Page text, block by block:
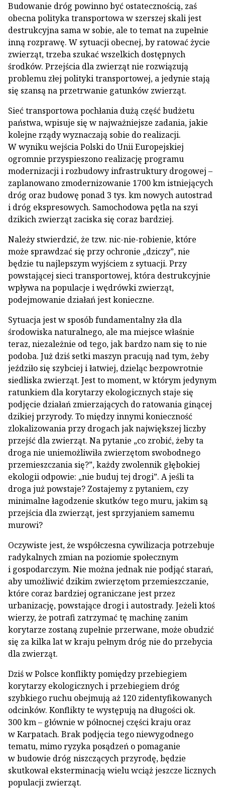
Budowanie dróg powinno być ostatecznością, zaś
obecna polityka transportowa w szerszej skali jest
destrukcyjna sama w sobie, ale to temat na zupełnie
inną rozprawę. W sytuacji obecnej, by ratować życie
zwierząt, trzeba szukać wszelkich dostępnych
środków. Przejścia dla zwierząt nie rozwiązują
problemu złej polityki transportowej, a jedynie stają
się szansą na przetrwanie gatunków zwierząt.
Sieć transportowa pochłania dużą część budżetu
państwa, wpisuje się w najważniejsze zadania, jakie
kolejne rządy wyznaczają sobie do realizacji.
W wyniku wejścia Polski do Unii Europejskiej
ogromnie przyspieszono realizację programu
modernizacji i rozbudowy infrastruktury drogowej –
zaplanowano zmodernizowanie 1700 km istniejących
dróg oraz budowę ponad 3 tys. km nowych autostrad
i dróg ekspresowych. Samochodowa pętla na szyi
dzikich zwierząt zaciska się coraz bardziej.
Należy stwierdzić, że tzw. nic-nie-robienie, które
może sprawdzać się przy ochronie „dziczy”, nie
będzie tu najlepszym wyjściem z sytuacji. Przy
powstającej sieci transportowej, która destrukcyjnie
wpływa na populacje i wędrówki zwierząt,
podejmowanie działań jest konieczne.
Sytuacja jest w sposób fundamentalny zła dla
środowiska naturalnego, ale ma miejsce właśnie
teraz, niezależnie od tego, jak bardzo nam się to nie
podoba. Już dziś setki maszyn pracują nad tym, żeby
jeździło się szybciej i łatwiej, dzieląc bezpowrotnie
siedliska zwierząt. Jest to moment, w którym jedynym
ratunkiem dla korytarzy ekologicznych staje się
podjęcie działań zmierzających do ratowania ginącej
dzikiej przyrody. To między innymi konieczność
zlokalizowania przy drogach jak największej liczby
przejść dla zwierząt. Na pytanie „co zrobić, żeby ta
droga nie uniemożliwiła zwierzętom swobodnego
przemieszczania się?”, każdy zwolennik głębokiej
ekologii odpowie: „nie buduj tej drogi”. A jeśli ta
droga już powstaje? Zostajemy z pytaniem, czy
minimalne łagodzenie skutków tego muru, jakim są
przejścia dla zwierząt, jest sprzyjaniem samemu
murowi?
Oczywiste jest, że współczesna cywilizacja potrzebuje
radykalnych zmian na poziomie społecznym
i gospodarczym. Nie można jednak nie podjąć starań,
aby umożliwić dzikim zwierzętom przemieszczanie,
które coraz bardziej ograniczane jest przez
urbanizację, powstające drogi i autostrady. Jeżeli ktoś
wierzy, że potrafi zatrzymać tę machinę zanim
korytarze zostaną zupełnie przerwane, może obudzić
się za kilka lat w kraju pełnym dróg nie do przebycia
dla zwierząt.
Dziś w Polsce konflikty pomiędzy przebiegiem
korytarzy ekologicznych i przebiegiem dróg
szybkiego ruchu obejmują aż 120 zidentyfikowanych
odcinków. Konflikty te występują na długości ok.
300 km – głównie w północnej części kraju oraz
w Karpatach. Brak podjęcia tego niewygodnego
tematu, mimo ryzyka posądzeń o pomaganie
w budowie dróg niszczących przyrodę, będzie
skutkował eksterminacją wielu wciąż jeszcze licznych
populacji zwierząt.